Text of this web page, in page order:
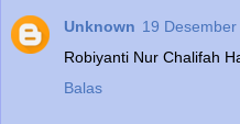
Unknown 19
Robiyanti Nur Chalifah
Balas